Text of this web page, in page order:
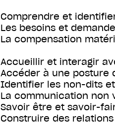
Comprendre et
Les besoins et
La compensation
Accueillir et interagir
Accéder à une posture
Identifier les non-dits
La communication non
Savoir être et savoir-
Construire des